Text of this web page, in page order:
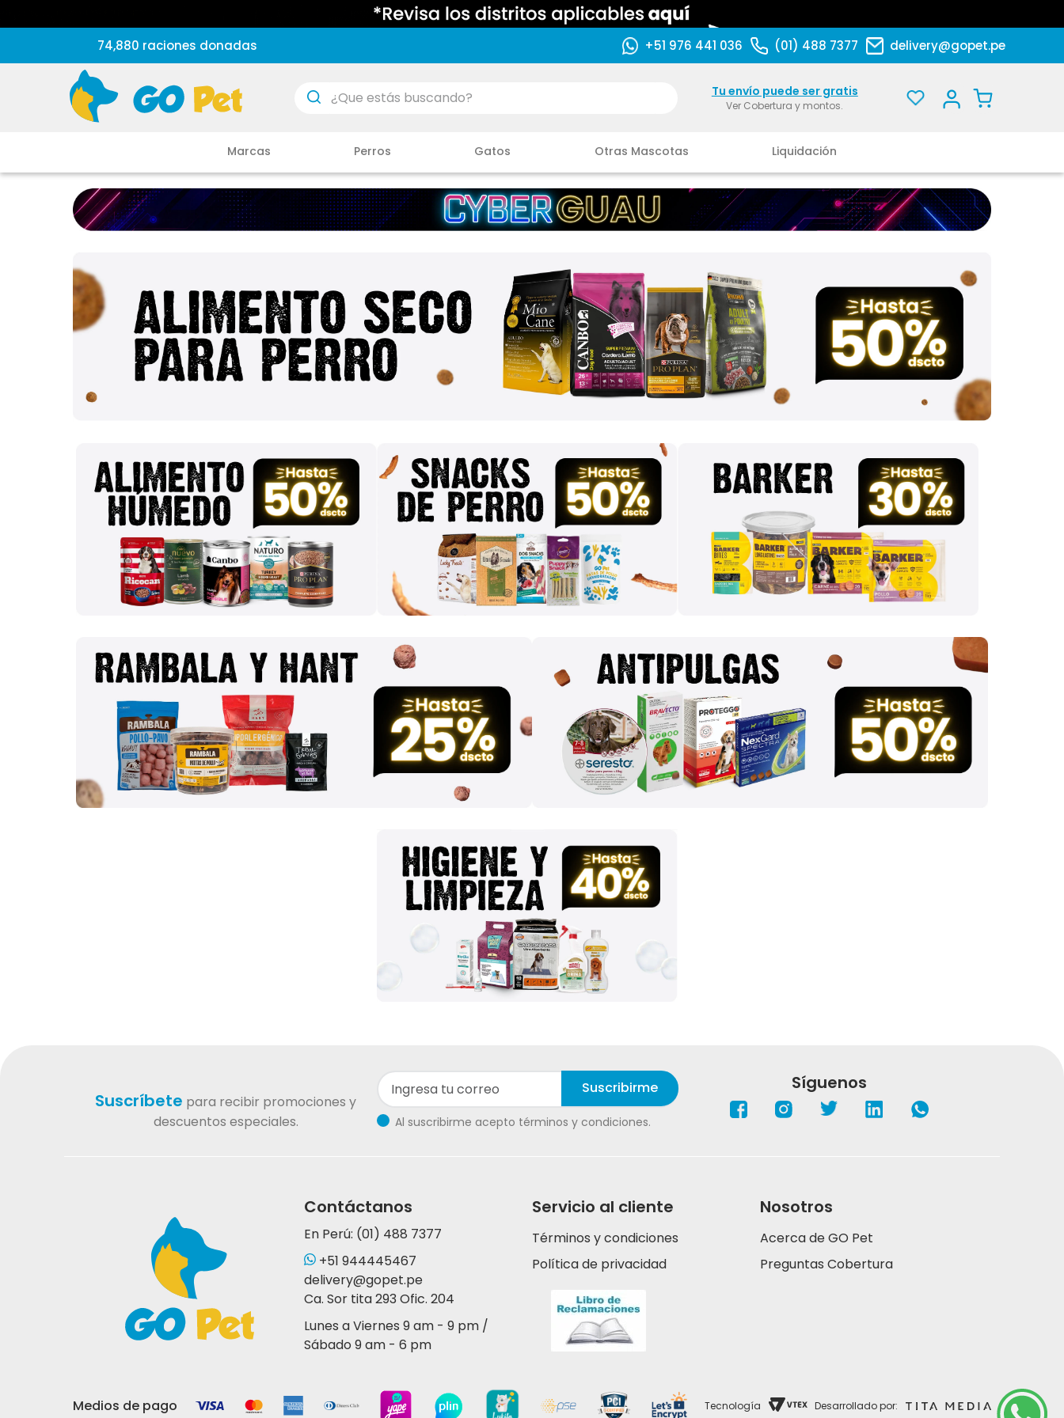
74,880 raciones donadas +51 976 441 036 (01) 488 7377 delivery@gopet.pe
¿Que estás buscando? Tu envío puede ser gratis
Ver Cobertura y montos.
Marcas Perros Gatos Otras Mascotas Liquidación
Suscríbete para recibir promociones y
descuentos especiales.
Suscribirme
Al suscribirme acepto términos y condiciones.
Síguenos
Contáctanos
En Perú: (01) 488 7377
+51 944445467
delivery@gopet.pe
Ca. Sor tita 293 Ofic. 204
Lunes a Viernes 9 am - 9 pm /
Sábado 9 am - 6 pm
Servicio al cliente
Términos y condiciones
Política de privacidad
Nosotros
Acerca de GO Pet
Preguntas Cobertura
Medios de pago Tecnología Desarrollado por: